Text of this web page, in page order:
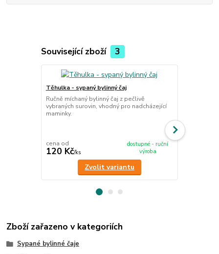
Související zboží 3
Těhulka - sypaný bylinný čaj
Ručně míchaný bylinný čaj z pečlivě
vybraných surovin, vhodný pro nadcházející
maminky.
cena od
120 Kč/ks
dostupné - ruční
výroba
Zvolit variantu
ženského
bylinným
Zboží zařazeno v kategoriích
Sypané bylinné čaje